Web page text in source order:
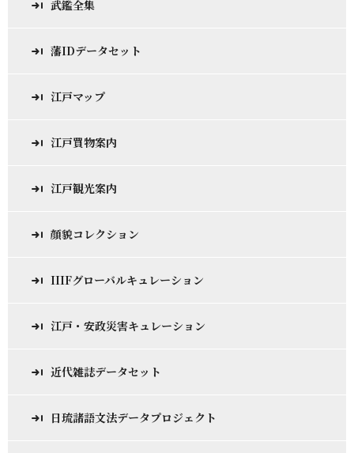
武鑑全集
藩IDデータセット
江戸マップ
江戸買物案内
江戸観光案内
顔貌コレクション
IIIFグローバルキュレーション
江戸・安政災害キュレーション
近代雑誌データセット
日琉諸語文法データプロジェクト